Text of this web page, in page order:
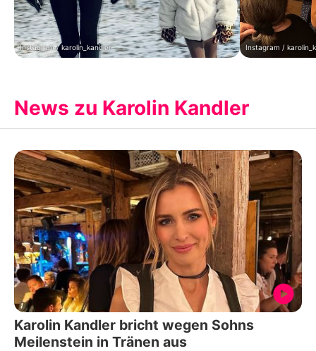
Instagram / karolin_kandler Instagram /
News zu Karolin Kandler
Karolin Kandler bricht wegen Sohns
Meilenstein in Tränen aus